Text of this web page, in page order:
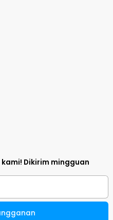
kami! Dikirim mingguan